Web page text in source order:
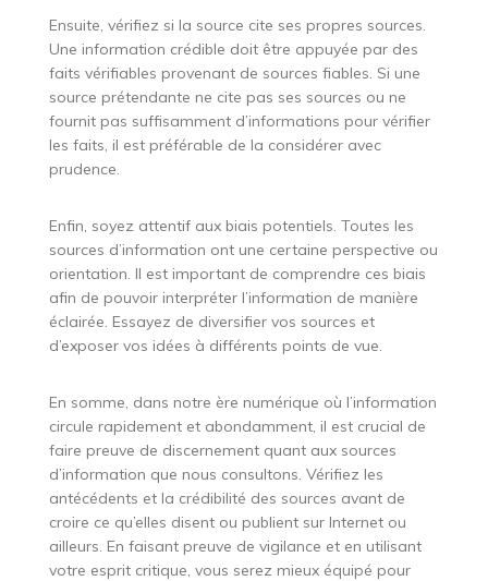
Ensuite, vérifiez si la source cite ses propres sources.
Une information crédible doit être appuyée par des
faits vérifiables provenant de sources fiables. Si une
source prétendante ne cite pas ses sources ou ne
fournit pas suffisamment d’informations pour vérifier
les faits, il est préférable de la considérer avec
prudence.
Enfin, soyez attentif aux biais potentiels. Toutes les
sources d’information ont une certaine perspective ou
orientation. Il est important de comprendre ces biais
afin de pouvoir interpréter l’information de manière
éclairée. Essayez de diversifier vos sources et
d’exposer vos idées à différents points de vue.
En somme, dans notre ère numérique où l’information
circule rapidement et abondamment, il est crucial de
faire preuve de discernement quant aux sources
d’information que nous consultons. Vérifiez les
antécédents et la crédibilité des sources avant de
croire ce qu’elles disent ou publient sur Internet ou
ailleurs. En faisant preuve de vigilance et en utilisant
votre esprit critique, vous serez mieux équipé pour